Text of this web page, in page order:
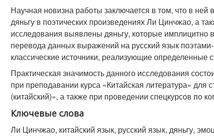
Научная новизна работы заключается в том, что в
дяньгу в поэтических произведениях Ли Цинчжао, а
исследования выявлены дяньгу, которые
перевода данных выражений на русский язык
классические источники, реализующие
Практическая значимость данного исследования
при преподавании курса «Китайская литература» для
(китайский)», а также при проведении спецкурсов по
Ключевые слова
Ли Цинчжао, китайский язык, русский язык, дяньгу,